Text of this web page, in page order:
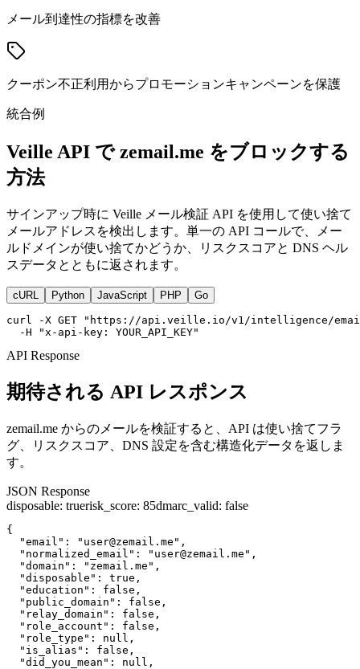
メール到達性の指標を改善
クーポン不正利用からプロモーションキャンペーンを保護
統合例
Veille API で zemail.me をブロックする
方法
サインアップ時に Veille メール検証 API を使用して使い捨て
メールアドレスを検出します。単一の API コールで、メー
ルドメインが使い捨てかどうか、リスクスコアと DNS ヘル
スデータとともに返されます。
cURL Python JavaScript PHP Go
curl -X GET "https://api.veille.io/v1/intelligence/
  -H "x-api-key: YOUR_API_KEY"
API Response
期待される API レスポンス
zemail.me からのメールを検証すると、API は使い捨てフラ
グ、リスクスコア、DNS 設定を含む構造化データを返しま
す。
JSON Response
disposable: truerisk_score: 85dmarc_valid: false
{
  "email": "user@zemail.me",
  "normalized_email": "user@zemail.me",
  "domain": "zemail.me",
  "disposable": true,
  "education": false,
  "public_domain": false,
  "relay_domain": false,
  "role_account": false,
  "role_type": null,
  "is_alias": false,
  "did_you_mean": null,